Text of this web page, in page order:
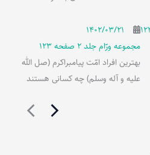
۱۴۰۲/۰۳/۲۱
مجموعه ورّام جلد 2 صفحه 123
بهترین افراد امّت پیامبراکرم (صل الله
علیه و آله وسلم) چه کسانی هستند